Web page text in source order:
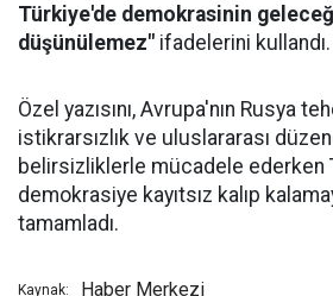
Türkiye'de demokrasinin
düşünülemez" ifadelerini kullandı.
Özel yazısını, Avrupa'nın Rusya
istikrarsızlık ve uluslararası
belirsizliklerle mücadele ederken
demokrasiye kayıtsız kalıp
tamamladı.
Kaynak: Haber Merkezi